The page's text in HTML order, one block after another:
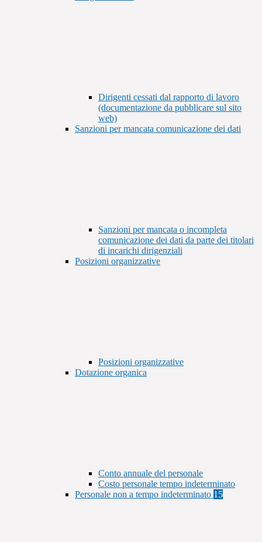
Dirigenti cessati dal rapporto di lavoro
(documentazione da pubblicare sul sito
web)
Sanzioni per mancata comunicazione dei dati
Sanzioni per mancata o incompleta
comunicazione dei dati da parte dei titolari
di incarichi dirigenziali
Posizioni organizzative
Posizioni organizzative
Dotazione organica
Conto annuale del personale
Costo personale tempo indeterminato
Personale non a tempo indeterminato 15